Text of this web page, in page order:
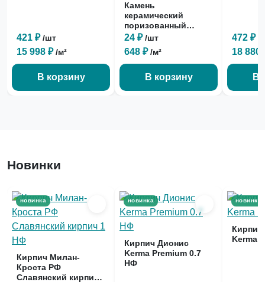
421 ₽/шт
15 998 ₽/м²
В корзину
Камень
керамический
поризованный
Римкер 2,1 НФ
24 ₽/шт
648 ₽/м²
В корзину
472 ₽
18 880
В
Новинки
Кирпич Милан-
Кроста РФ
Славянский кирпич
новинка
Кирпич Дионис
Kerma Premium 0.7
НФ
новинка
Kerma
новинка